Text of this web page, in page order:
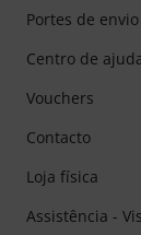
Portes de
Centro de
Vouchers
Contacto
Loja física
Assistência -